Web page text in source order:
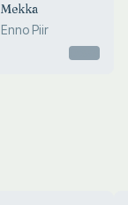
Mekka
Enno Piir